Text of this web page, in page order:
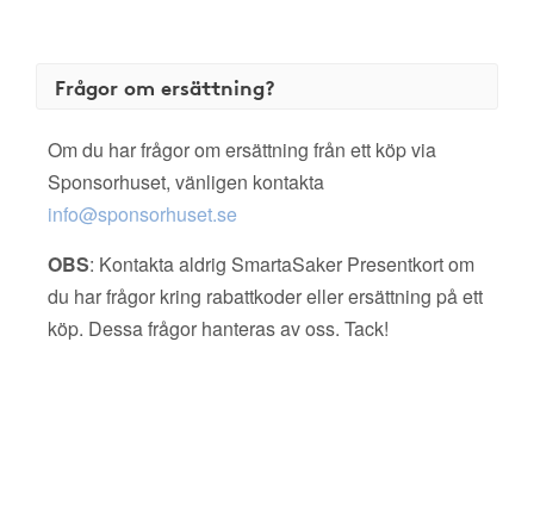
Frågor om ersättning?
Om du har frågor om ersättning från ett köp via
Sponsorhuset, vänligen kontakta
info@sponsorhuset.se
OBS: Kontakta aldrig SmartaSaker Presentkort om
du har frågor kring rabattkoder eller ersättning på ett
köp. Dessa frågor hanteras av oss. Tack!